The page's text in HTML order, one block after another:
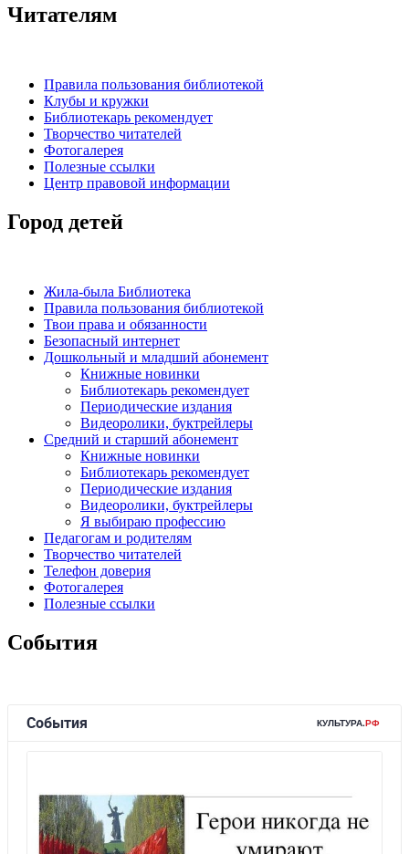
Читателям
Правила пользования библиотекой
Клубы и кружки
Библиотекарь рекомендует
Творчество читателей
Фотогалерея
Полезные ссылки
Центр правовой информации
Город детей
Жила-была Библиотека
Правила пользования библиотекой
Твои права и обязанности
Безопасный интернет
Дошкольный и младший абонемент
Книжные новинки
Библиотекарь рекомендует
Периодические издания
Видеоролики, буктрейлеры
Средний и старший абонемент
Книжные новинки
Библиотекарь рекомендует
Периодические издания
Видеоролики, буктрейлеры
Я выбираю профессию
Педагогам и родителям
Творчество читателей
Телефон доверия
Фотогалерея
Полезные ссылки
События